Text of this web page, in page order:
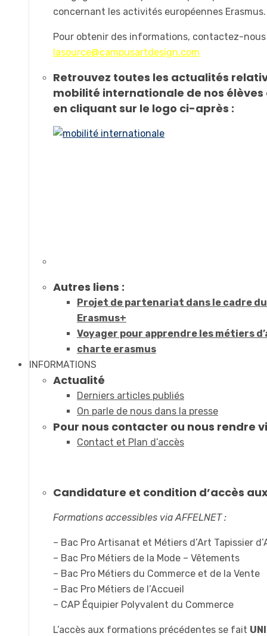
concernant les activités européennes Erasmus.
Pour obtenir des informations, contactez-
lasource@campusartdesign.com
Retrouvez toutes les actualités
mobilité internationale de nos
en cliquant sur le logo ci-après :
Autres liens :
Projet de partenariat dans le cadre
Erasmus+
Voyager pour apprendre les métiers
charte erasmus
INFORMATIONS
Actualité
Derniers articles publiés
On parle de nous dans la presse
Pour nous contacter ou nous rendre
Contact et Plan d’accès
Candidature et condition d’accès
Formations accessibles via AFFELNET :
– Bac Pro Artisanat et Métiers d’Art Tapissier
– Bac Pro Métiers de la Mode – Vêtements
– Bac Pro Métiers du Commerce et de la Vente
– Bac Pro Métiers de l’Accueil
– CAP Équipier Polyvalent du Commerce
L’accès aux formations précédentes se fait